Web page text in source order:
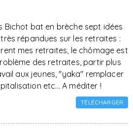
Bichot bat en brèche sept idées
répandues sur les retraites :
mes retraites, le chômage est
des retraites, partir plus
aux jeunes, "yaka" remplacer
etc... A méditer !
TÉLÉCHARGER